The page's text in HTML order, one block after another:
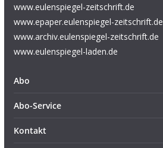
www.eulenspiegel-zeitschrift.de
www.epaper.eulenspiegel-zeitschrift.de
www.archiv.eulenspiegel-zeitschrift.de
www.eulenspiegel-laden.de
Abo
Abo-Service
Kontakt